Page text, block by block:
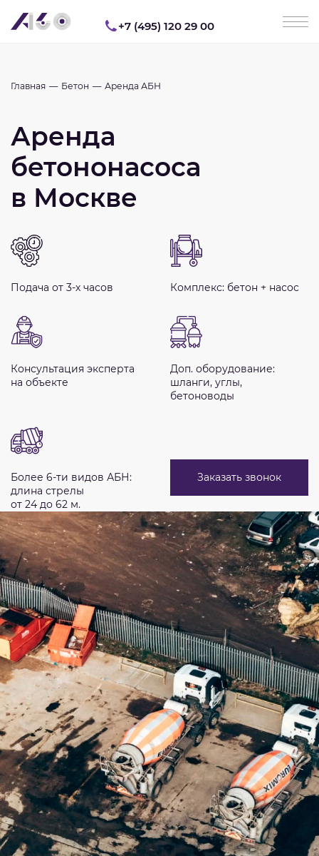
+7 (495) 120 29 00
Главная Бетон Аренда АБН
Аренда
бетононасоса
в Москве
Подача от 3-х часов Комплекс: бетон + насос
Консультация эксперта
на объекте
Доп. оборудование:
шланги, углы,
бетоноводы
Более 6-ти видов АБН:
длина стрелы
от 24 до 62 м.
Заказать звонок